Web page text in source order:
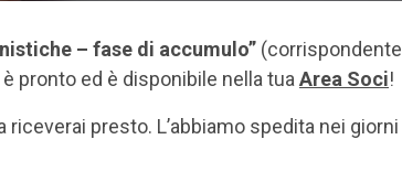
– fase di accumulo” (corrispondente
pronto ed è disponibile nella tua Area Soci!
riceverai presto. L’abbiamo spedita nei giorni